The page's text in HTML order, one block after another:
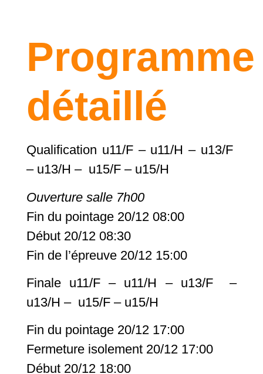
Programme
détaillé
Qualification u11/F – u11/H – u13/F
– u13/H – u15/F – u15/H
Ouverture salle 7h00
Fin du pointage 20/12 08:00
Début 20/12 08:30
Fin de l’épreuve 20/12 15:00
Finale u11/F – u11/H – u13/F –
u13/H – u15/F – u15/H
Fin du pointage 20/12 17:00
Fermeture isolement 20/12 17:00
Début 20/12 18:00